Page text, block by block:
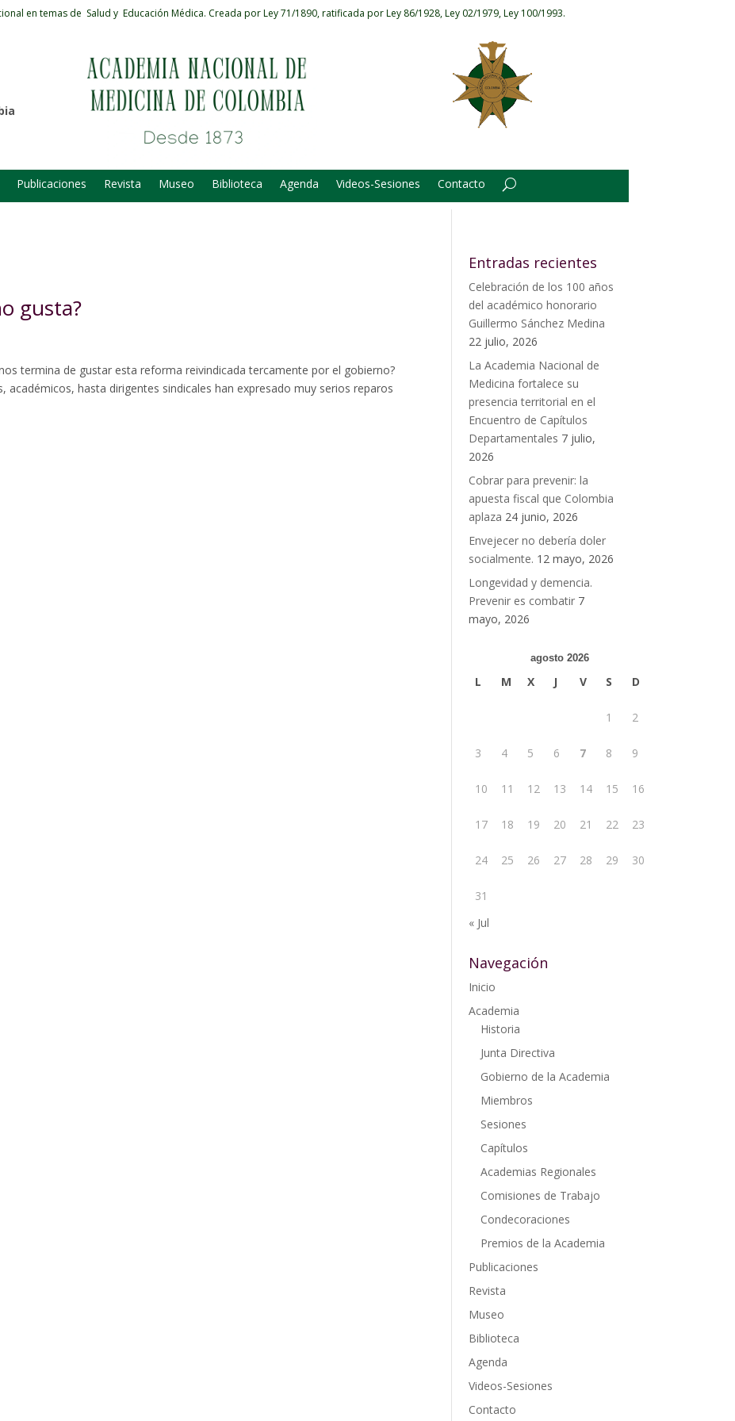
en temas de Salud y Educación Médica. Creada por Ley 71/1890, ratificada por Ley 86/1928, Ley 02/1979, Ley 100/1993.
Publicaciones Revista Museo Biblioteca Agenda Videos-Sesiones Contacto
gusta?
termina de gustar esta reforma reivindicada tercamente por el gobierno?
académicos, hasta dirigentes sindicales han expresado muy serios reparos
Entradas recientes
Celebración de los 100 años
del académico honorario
Guillermo Sánchez Medina
22 julio, 2026
La Academia Nacional de
Medicina fortalece su
presencia territorial en el
Encuentro de Capítulos
Departamentales 7 julio,
2026
Cobrar para prevenir: la
apuesta fiscal que Colombia
aplaza 24 junio, 2026
Envejecer no debería doler
socialmente. 12 mayo, 2026
Longevidad y demencia.
Prevenir es combatir 7
mayo, 2026
agosto 2026
L M X J V S D
1 2
3 4 5 6 7 8 9
10 11 12 13 14 15 16
17 18 19 20 21 22 23
24 25 26 27 28 29 30
31
« Jul
Navegación
Inicio
Academia
Historia
Junta Directiva
Gobierno de la Academia
Miembros
Sesiones
Capítulos
Academias Regionales
Comisiones de Trabajo
Condecoraciones
Premios de la Academia
Publicaciones
Revista
Museo
Biblioteca
Agenda
Videos-Sesiones
Contacto